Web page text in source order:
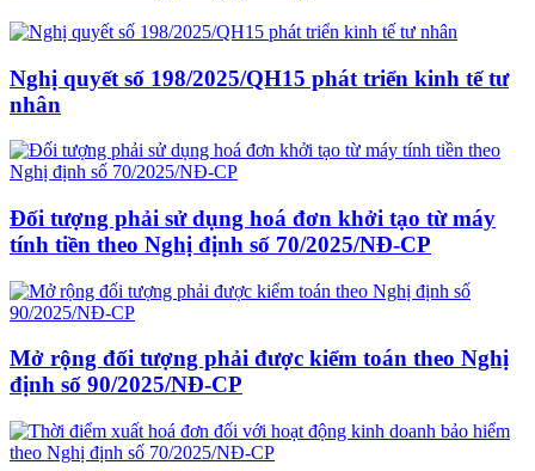
Nghị quyết số 198/2025/QH15 phát triển kinh tế tư
nhân
Đối tượng phải sử dụng hoá đơn khởi tạo từ máy
tính tiền theo Nghị định số 70/2025/NĐ-CP
Mở rộng đối tượng phải được kiểm toán theo Nghị
định số 90/2025/NĐ-CP